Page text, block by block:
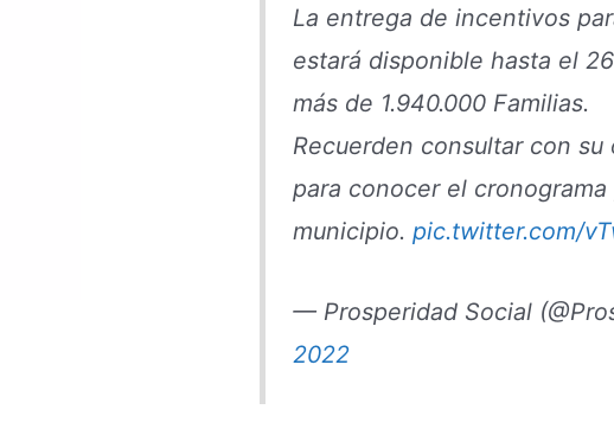
La entrega de incentivos
estará disponible hasta el
más de 1.940.000 Familias.
Recuerden consultar con
para conocer el
municipio.pic.twitter.com/
— Prosperidad Social
2022